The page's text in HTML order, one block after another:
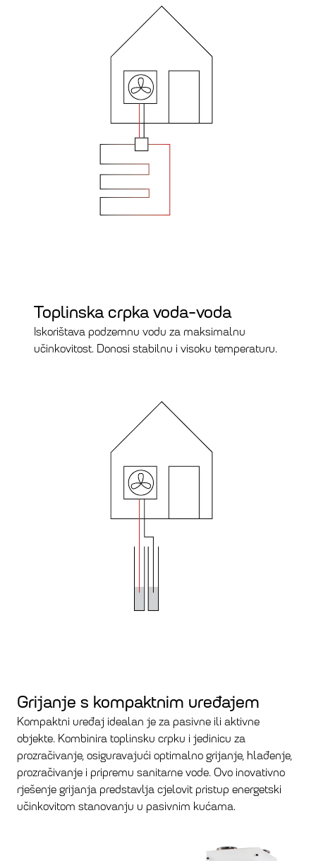
Toplinska crpka voda-voda
Iskorištava podzemnu vodu za maksimalnu
učinkovitost. Donosi stabilnu i visoku temperaturu.
Grijanje s kompaktnim uređajem
Kompaktni uređaj idealan je za pasivne ili aktivne
objekte. Kombinira toplinsku crpku i jedinicu za
prozračivanje, osiguravajući optimalno grijanje, hlađenje,
prozračivanje i pripremu sanitarne vode. Ovo inovativno
rješenje grijanja predstavlja cjelovit pristup energetski
učinkovitom stanovanju u pasivnim kućama.